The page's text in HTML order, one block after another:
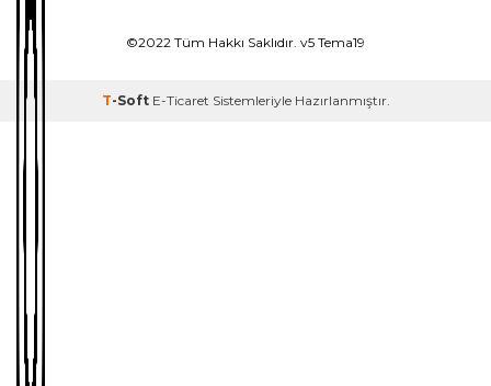
©2022 Tüm Hakkı Saklıdır. v5 Tema19
T-Soft E-Ticaret Sistemleriyle Hazırlanmıştır.